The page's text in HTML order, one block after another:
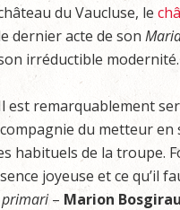
du Vaucluse, le
dernier acte de son
irréductible modernité.
est remarquablement
du metteur en
habituels de la troupe.
joyeuse et ce qu’il
primari– Marion